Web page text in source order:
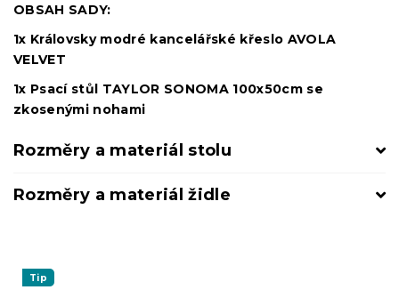
OBSAH SADY:
1x Královsky modré kancelářské křeslo AVOLA
VELVET
1x Psací stůl TAYLOR SONOMA 100x50cm se
zkosenými nohami
Rozměry a materiál stolu
Rozměry a materiál židle
Tip